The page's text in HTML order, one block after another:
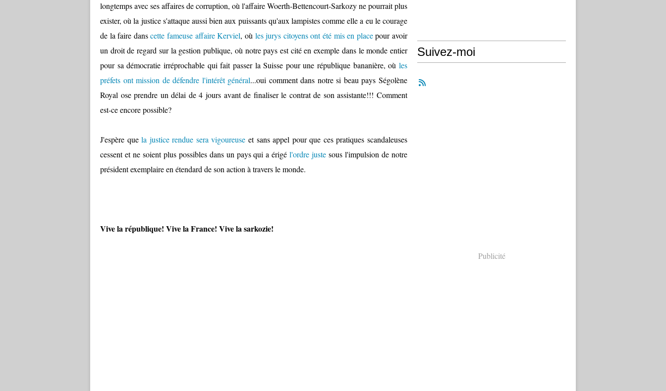
longtemps avec ses affaires de corruption, où l'affaire Woerth-Bettencourt-Sarkozy ne pourrait plus
exister, où la justice s'attaque aussi bien aux puissants qu'aux lampistes comme elle a eu le courage
de la faire danscette fameuse affaire Kerviel, où les jurys citoyens ont été mis en placepour avoir
un droit de regard sur la gestion publique, où notre pays est cité en exemple dans le monde entier
pour sa démocratie irréprochable qui fait passer la Suisse pour une république bananière, où les
préfets ont mission de défendre l'intérêt général...oui comment dans notre si beau pays Ségolène
Royal ose prendre un délai de 4 jours avant de finaliser le contrat de son assistante!!! Comment
est-ce encore possible?
J'espère quela justice rendue sera vigoureuse et sans appel pour que ces pratiques scandaleuses
cessent et ne soient plus possibles dans un pays qui a érigél'ordre juste sous l'impulsion de notre
président exemplaire en étendard de son action à travers le monde.
Vive la république! Vive la France! Vive la sarkozie!
Suivez-moi
Publicité